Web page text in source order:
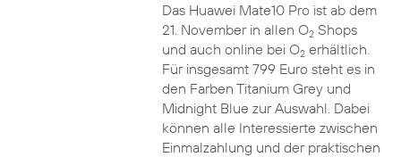
Das Huawei Mate10 Pro ist ab dem
21. November in allen O2Shops
und auch online bei O2erhältlich.
Für insgesamt 799 Euro steht es in
den Farben Titanium Grey und
Midnight Blue zur Auswahl. Dabei
können alle Interessierte zwischen
Einmalzahlung und der praktischen